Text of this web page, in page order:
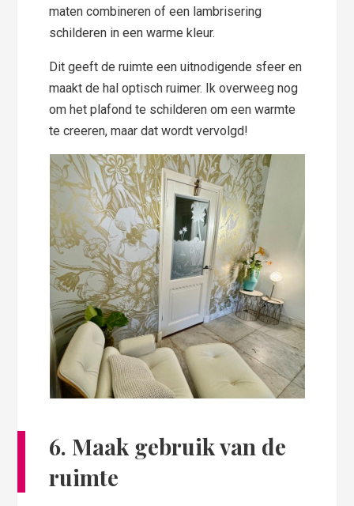
maten combineren of een lambrisering
schilderen in een warme kleur.
Dit geeft de ruimte een uitnodigende sfeer en
maakt de hal optisch ruimer. Ik overweeg nog
om het plafond te schilderen om een warmte
te creeren, maar dat wordt vervolgd!
6. Maak gebruik van de
ruimte